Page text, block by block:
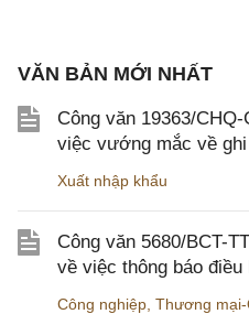
VĂN BẢN MỚI NHẤT
Công văn 19363/
việc vướng mắc về
Xuất nhập khẩu
Công văn 5680/BCT-
về việc thông báo điều
Công nghiệp Thương